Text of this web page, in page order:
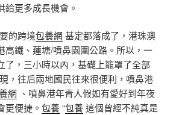
給更多成長機會。
的跨境包養網 基定都落成了，港珠澳
高鐵、蓮塘/噴鼻園圍公路。所以，一
了，三小時以內，基礎上籠罩了全部
，往后兩地國民往來很便利，噴鼻港
網 、噴鼻港年青人假如有愛好到年夜
更便捷。 包養“包養這個曾經不純真是